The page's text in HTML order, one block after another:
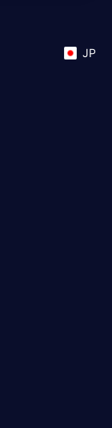
JP